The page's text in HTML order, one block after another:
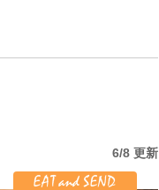
6/8 更新